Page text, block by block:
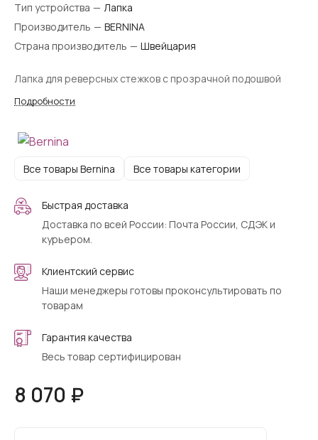
Тип устройства — Лапка
Производитель — BERNINA
Страна производитель — Швейцария
Лапка для реверсных стежков с прозрачной подошвой
Подробности
Все товары Bernina Все товары категории
Быстрая доставка
Доставка по всей России: Почта России, СДЭК и
курьером.
Клиентский сервис
Наши менеджеры готовы проконсультировать по
товарам
Гарантия качества
Весь товар сертифицирован
8 070 ₽